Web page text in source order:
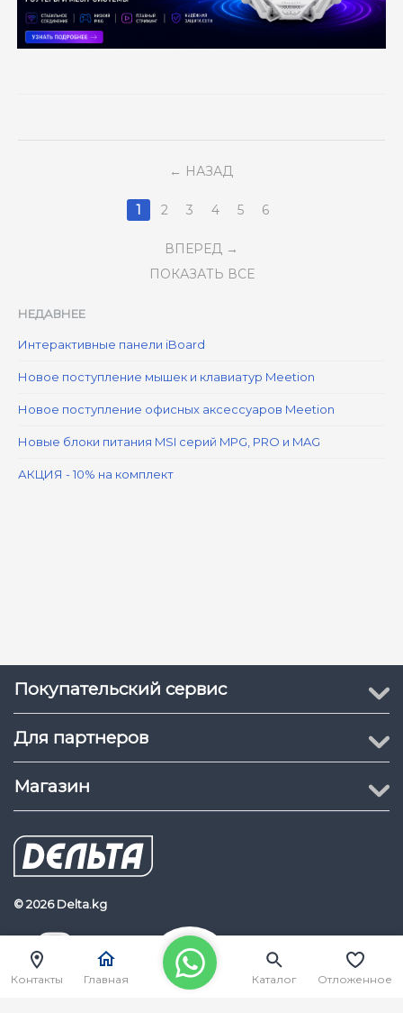
НАЗАД
1 2 3 4 5 6
ВПЕРЕД
ПОКАЗАТЬ ВСЕ
НЕДАВНЕЕ
Интерактивные панели iBoard
Новое поступление мышек и клавиатур Meetion
Новое поступление офисных аксессуаров Meetion
Новые блоки питания MSI серий MPG, PRO и MAG
АКЦИЯ - 10% на комплект
Покупательский сервис
Для партнеров
Магазин
© 2026 Delta.kg
Delta.kg
Контакты Главная Каталог Отложенное